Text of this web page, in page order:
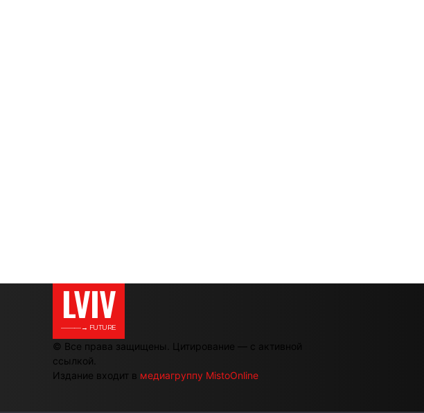
LVIV
———→ FUTURE
© Все права защищены. Цитирование — с активной
ссылкой.
Издание входит в медиагруппу MistoOnline